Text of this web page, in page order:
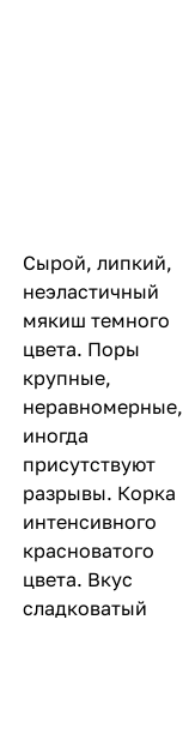
Сырой, липкий,
неэластичный
мякиш темного
цвета. Поры
крупные,
неравномерные,
иногда
присутствуют
разрывы. Корка
интенсивного
красноватого
цвета. Вкус
сладковатый